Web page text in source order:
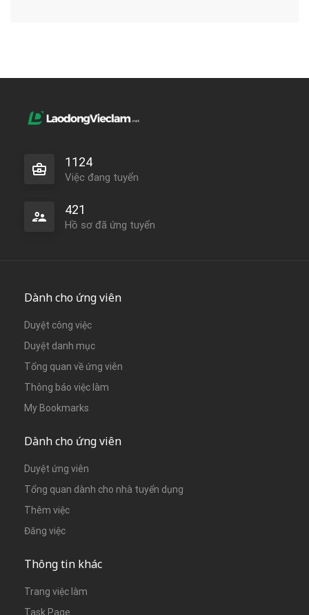
1124
Việc đang tuyển
421
Hồ sơ đã ứng tuyển
Dành cho ứng viên
Duyệt công việc
Duyệt danh mục
Tổng quan về ứng viên
Thông báo việc làm
My Bookmarks
Dành cho ứng viên
Duyệt ứng viên
Tổng quan dành cho nhà tuyển dụng
Thêm việc
Đăng việc
Thông tin khác
Trang việc làm
Task Page